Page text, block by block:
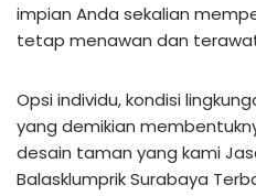
impian Anda sekalian
tetap menawan dan
Opsi individu, kondisi
yang demikian
desain taman yang kami
Balasklumprik Surabaya